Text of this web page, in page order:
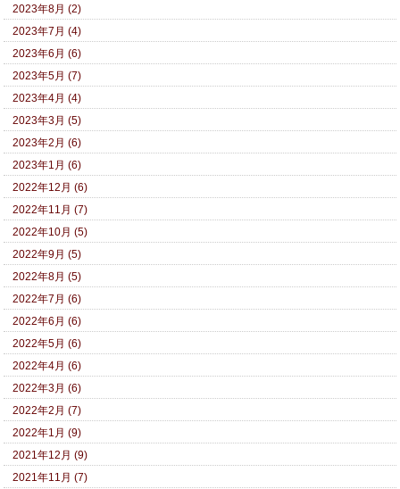
2023年8月 (2)
2023年7月 (4)
2023年6月 (6)
2023年5月 (7)
2023年4月 (4)
2023年3月 (5)
2023年2月 (6)
2023年1月 (6)
2022年12月 (6)
2022年11月 (7)
2022年10月 (5)
2022年9月 (5)
2022年8月 (5)
2022年7月 (6)
2022年6月 (6)
2022年5月 (6)
2022年4月 (6)
2022年3月 (6)
2022年2月 (7)
2022年1月 (9)
2021年12月 (9)
2021年11月 (7)